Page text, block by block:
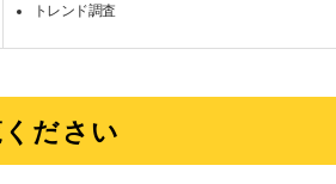
トレンド調査
ださい